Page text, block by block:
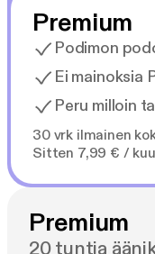
Premium
Podimon
Ei mainoksia
Peru milloin
30 vrk ilmainen
Sitten 7,99 € /
Premium
20 tuntia